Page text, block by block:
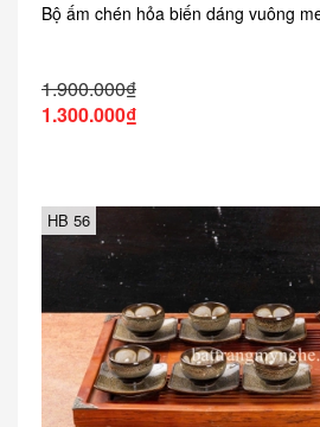
Bộ ấm chén hỏa biến dáng vuông
1.900.000₫
1.300.000₫
HB 56